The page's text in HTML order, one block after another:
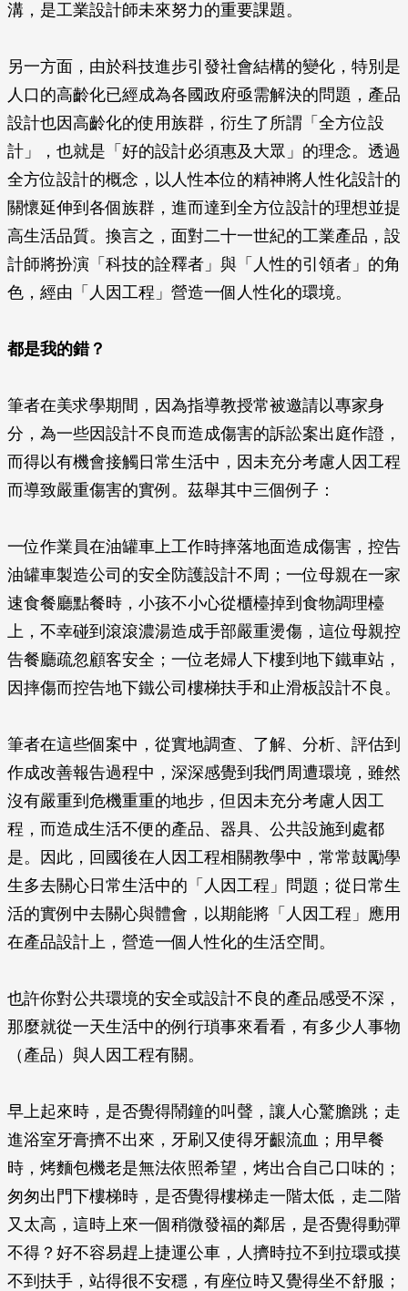
溝，是工業設計師未來努力的重要課題。
另一方面，由於科技進步引發社會結構的變化，特別是
人口的高齡化已經成為各國政府亟需解決的問題，產品
設計也因高齡化的使用族群，衍生了所謂「全方位設
計」，也就是「好的設計必須惠及大眾」的理念。透過
全方位設計的概念，以人性本位的精神將人性化設計的
關懷延伸到各個族群，進而達到全方位設計的理想並提
高生活品質。換言之，面對二十一世紀的工業產品，設
計師將扮演「科技的詮釋者」與「人性的引領者」的角
色，經由「人因工程」營造一個人性化的環境。
都是我的錯？
筆者在美求學期間，因為指導教授常被邀請以專家身
分，為一些因設計不良而造成傷害的訴訟案出庭作證，
而得以有機會接觸日常生活中，因未充分考慮人因工程
而導致嚴重傷害的實例。茲舉其中三個例子：
一位作業員在油罐車上工作時摔落地面造成傷害，控告
油罐車製造公司的安全防護設計不周；一位母親在一家
速食餐廳點餐時，小孩不小心從櫃檯掉到食物調理檯
上，不幸碰到滾滾濃湯造成手部嚴重燙傷，這位母親控
告餐廳疏忽顧客安全；一位老婦人下樓到地下鐵車站，
因摔傷而控告地下鐵公司樓梯扶手和止滑板設計不良。
筆者在這些個案中，從實地調查、了解、分析、評估到
作成改善報告過程中，深深感覺到我們周遭環境，雖然
沒有嚴重到危機重重的地步，但因未充分考慮人因工
程，而造成生活不便的產品、器具、公共設施到處都
是。因此，回國後在人因工程相關教學中，常常鼓勵學
生多去關心日常生活中的「人因工程」問題；從日常生
活的實例中去關心與體會，以期能將「人因工程」應用
在產品設計上，營造一個人性化的生活空間。
也許你對公共環境的安全或設計不良的產品感受不深，
那麼就從一天生活中的例行瑣事來看看，有多少人事物
（產品）與人因工程有關。
早上起來時，是否覺得鬧鐘的叫聲，讓人心驚膽跳；走
進浴室牙膏擠不出來，牙刷又使得牙齦流血；用早餐
時，烤麵包機老是無法依照希望，烤出合自己口味的；
匆匆出門下樓梯時，是否覺得樓梯走一階太低，走二階
又太高，這時上來一個稍微發福的鄰居，是否覺得動彈
不得？好不容易趕上捷運公車，人擠時拉不到拉環或摸
不到扶手，站得很不安穩，有座位時又覺得坐不舒服；